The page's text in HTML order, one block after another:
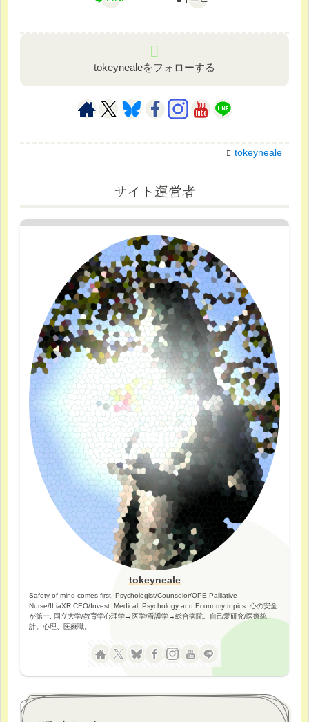
tokeynealeをフォローする
tokeyneale
サイト運営者
tokeyneale
Safety of mind comes first. Psychologist/Counselor/OPE Palliative
Nurse/ILiaXR CEO/Invest. Medical, Psychology and Economy topics. 心の安全
が第一. 国立大学/教育学心理学→医学/看護学→総合病院。自己愛研究/医療統
計。心理、医療職。